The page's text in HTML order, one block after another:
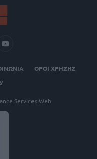
ΟΡΟΙ ΧΡΗΣΗΣ
Services Web